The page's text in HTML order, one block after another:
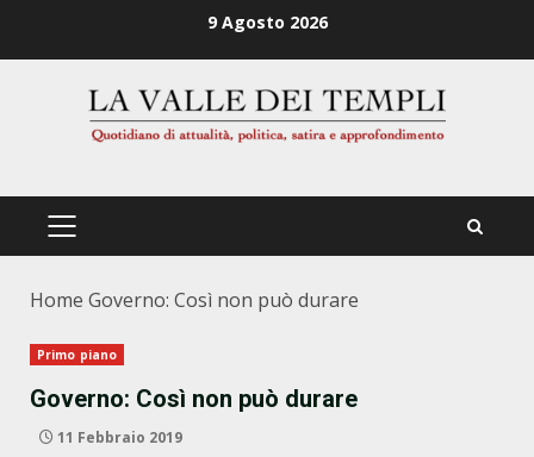
9 Agosto 2026
PRIMÄRES
Home Governo: Così non può durare
Primo piano
Governo: Così non può durare
11 Febbraio 2019